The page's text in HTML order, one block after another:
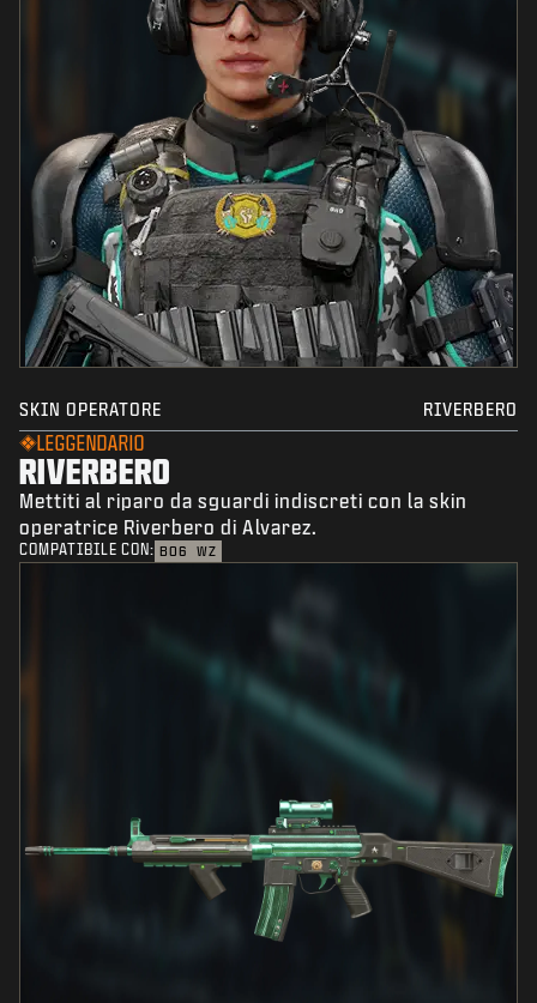
SKIN OPERATORE RIVERBERO
LEGGENDARIO
RIVERBERO
Mettiti al riparo da sguardi indiscreti con la skin
operatrice Riverbero di Alvarez.
COMPATIBILE CON: BO6 WZ